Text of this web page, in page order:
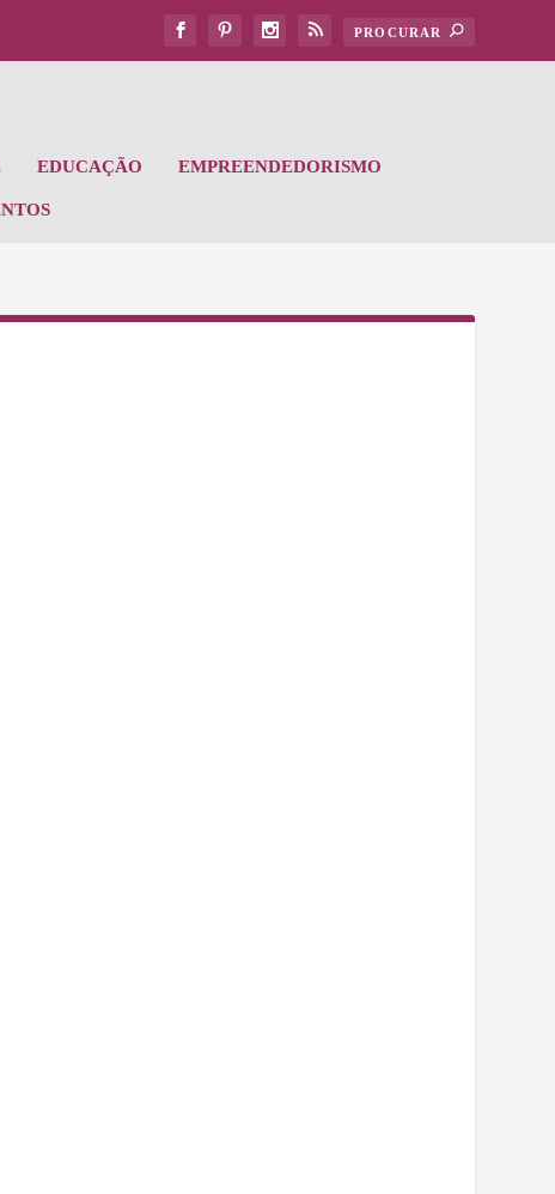
EDUCAÇÃO EMPREENDEDORISMO